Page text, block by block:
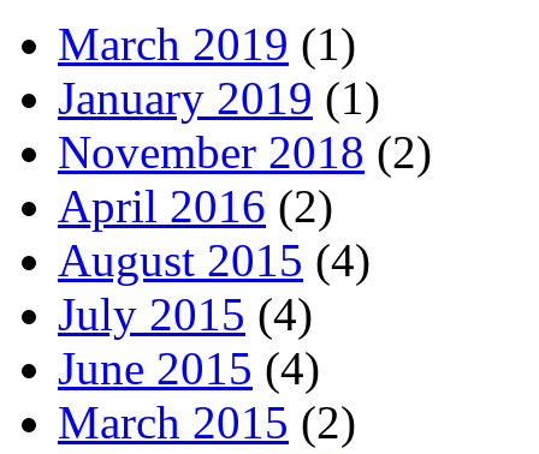
March 2019 (1)
January 2019 (1)
November 2018 (2)
April 2016 (2)
August 2015 (4)
July 2015 (4)
June 2015 (4)
March 2015 (2)